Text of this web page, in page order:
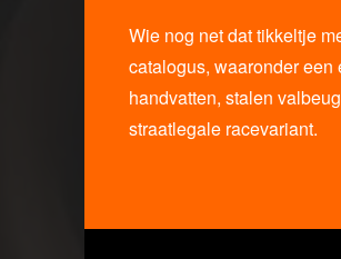
Wie nog net dat tikkeltje
catalogus, waaronder
handvatten, stalen
straatlegale racevariant.